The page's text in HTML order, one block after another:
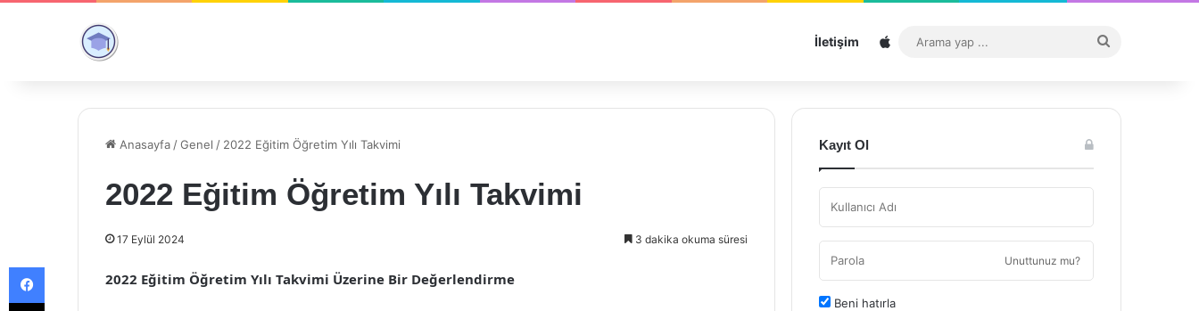
İletişim Sitemap
...
Anasayfa /Genel / 2022 Eğitim Öğretim Yılı Takvimi
2022 Eğitim Öğretim Yılı Takvimi
17 Eylül 2024 3 dakika okuma süresi
2022 Eğitim Öğretim Yılı Takvimi Üzerine Bir Değerlendirme
Kayıt Ol
Unuttunuz mu?
Beni hatırla
Facebook
X